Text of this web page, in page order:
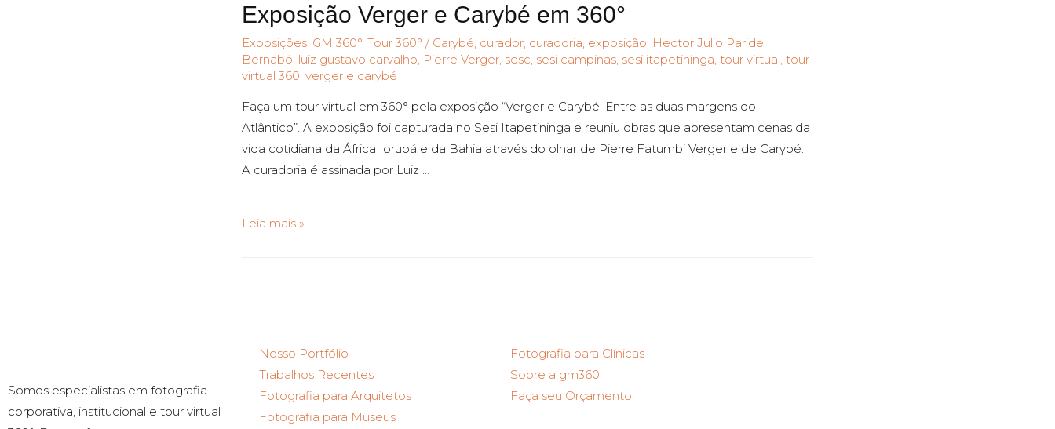
Exposição Verger e Carybé em 360°
Exposições, GM 360°, Tour 360° / Carybé, curador, curadoria, exposição, Hector Julio Paride
Bernabó, luiz gustavo carvalho, Pierre Verger, sesc, sesi campinas, sesi itapetininga, tour virtual, tour
virtual 360, verger e carybé
Faça um tour virtual em 360° pela exposição “Verger e Carybé: Entre as duas margens do
Atlântico”. A exposição foi capturada no Sesi Itapetininga e reuniu obras que apresentam cenas da
vida cotidiana da África Iorubá e da Bahia através do olhar de Pierre Fatumbi Verger e de Carybé.
A curadoria é assinada por Luiz …
Leia mais »
Somos especialistas em fotografia
corporativa, institucional e tour virtual
Nosso Portfólio
Trabalhos Recentes
Fotografia para Arquitetos
Fotografia para Museus
Fotografia para Clínicas
Sobre a gm360
Faça seu Orçamento